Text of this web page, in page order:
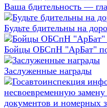
Ваша бдительность —
Будьте бдительны на
Бойцы ОБСпН "АрБат"
Заслуженные награды